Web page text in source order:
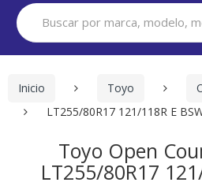
Search
for:
Inicio Toyo
LT255/80R17 121/118R E
Toyo Open
LT255/80R17